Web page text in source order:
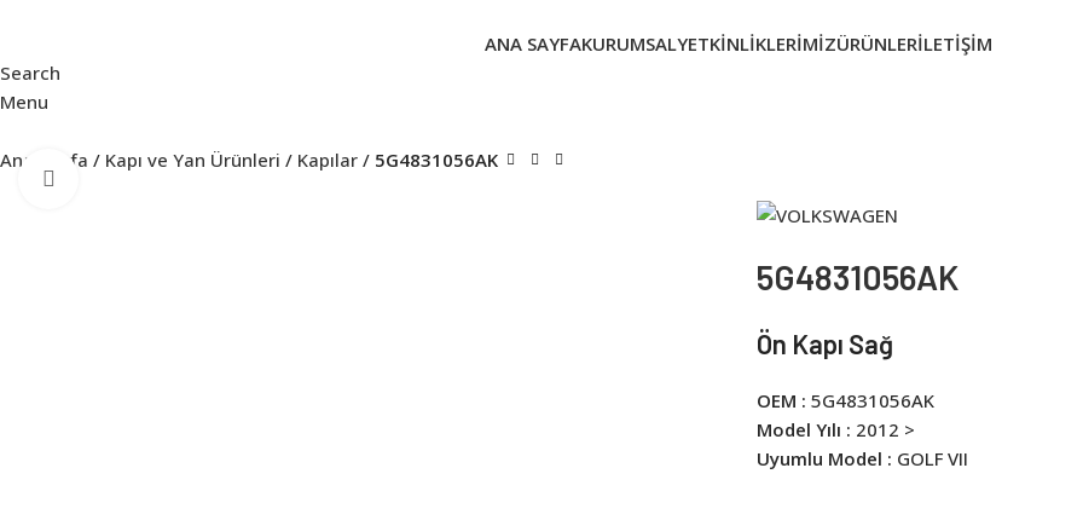
ANA SAYFAKURUMSALYETKINLIKLERIMIZÜRÜNLERİLETIŞIM
Search
Menu
Ana Sayfa Kapı ve Yan Ürünleri Kapılar 5G4831056AK
Click to enlarge
5G4831056AK
Ön Kapı Sağ
OEM : 5G4831056AK
Model Yılı : 2012 >
Uyumlu Model : GOLF VII